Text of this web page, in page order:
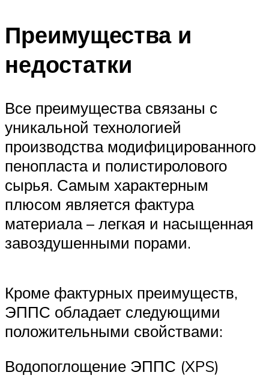
Преимущества и
недостатки
Все преимущества связаны с
уникальной технологией
производства модифицированного
пенопласта и полистиролового
сырья. Самым характерным
плюсом является фактура
материала – легкая и насыщенная
завоздушенными порами.
Кроме фактурных преимуществ,
ЭППС обладает следующими
положительными свойствами:
Водопоглощение ЭППС (XPS)